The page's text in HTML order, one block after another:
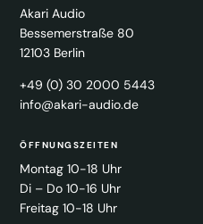
Akari Audio
Bessemerstraße 80
12103 Berlin
+49 (0) 30 2000 5443
info@akari-audio.de
ÖFFNUNGSZEITEN
Montag 10-18 Uhr
Di – Do 10-16 Uhr
Freitag 10-18 Uhr